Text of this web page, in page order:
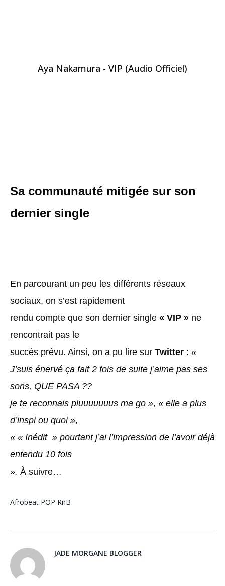
Aya Nakamura - VIP (Audio Officiel)
Sa communauté mitigée sur son
dernier single
En parcourant un peu les différents réseaux
sociaux, on s’est rapidement
rendu compte que son dernier single « VIP » ne
rencontrait pas le
succès prévu. Ainsi, on a pu lire sur Twitter : «
J’suis énervé ça fait 2 fois de suite j’aime pas ses
sons, QUE PASA ??
je te reconnais pluuuuuuus ma go », « elle a plus
d’inspi ou quoi »,
« « Inédit » pourtant j’ai l’impression de l’avoir déjà
entendu 10 fois
». À suivre…
Afrobeat POP RnB
JADE MORGANE BLOGGER